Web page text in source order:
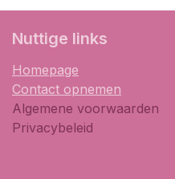
​Nuttige links
Homepage
Contact opnemen
Algemene voorwaarden
Privacybeleid